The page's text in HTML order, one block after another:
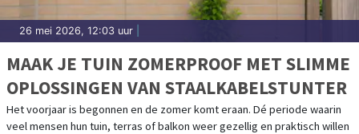
26 mei 2026, 12:03 uur
MAAK JE TUIN ZOMERPROOF MET SLIMME
OPLOSSINGEN VAN STAALKABELSTUNTER
Het voorjaar is begonnen en de zomer komt eraan. Dé periode waarin
veel mensen hun tuin, terras of balkon weer gezellig en praktisch willen